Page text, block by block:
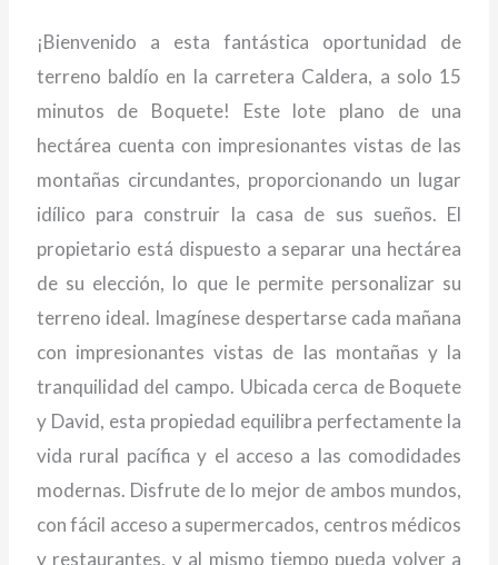
¡Bienvenido a esta fantástica oportunidad de
terreno baldío en la carretera Caldera, a solo 15
minutos de Boquete! Este lote plano de una
hectárea cuenta con impresionantes vistas de las
montañas circundantes, proporcionando un lugar
idílico para construir la casa de sus sueños. El
propietario está dispuesto a separar una hectárea
de su elección, lo que le permite personalizar su
terreno ideal. Imagínese despertarse cada mañana
con impresionantes vistas de las montañas y la
tranquilidad del campo. Ubicada cerca de Boquete
y David, esta propiedad equilibra perfectamente la
vida rural pacífica y el acceso a las comodidades
modernas. Disfrute de lo mejor de ambos mundos,
con fácil acceso a supermercados, centros médicos
y restaurantes, y al mismo tiempo pueda volver a